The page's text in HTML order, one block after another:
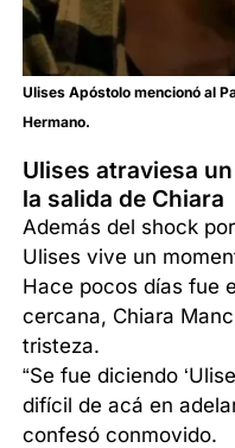
Ulises Apóstolo mencionó al
Hermano.
Ulises atraviesa
la salida de Chiara
Además del shock
Ulises vive un
Hace pocos días fue
cercana, Chiara
tristeza.
“Se fue diciendo
difícil de acá en
confesó conmovido.